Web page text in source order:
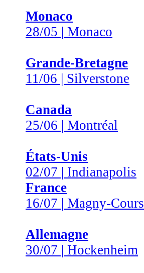
Monaco
28/05 | Monaco
Grande-Bretagne
11/06 | Silverstone
Canada
25/06 | Montréal
États-Unis
02/07 | Indianapolis
France
16/07 | Magny-Cours
Allemagne
30/07 | Hockenheim